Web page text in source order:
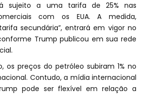
sujeito a uma tarifa de 25% nas
com os EUA. A medida,
secundária”, entrará em vigor no
Trump publicou em sua rede
os preços do petróleo subiram 1% no
Contudo, a mídia internacional
pode ser flexível em relação a